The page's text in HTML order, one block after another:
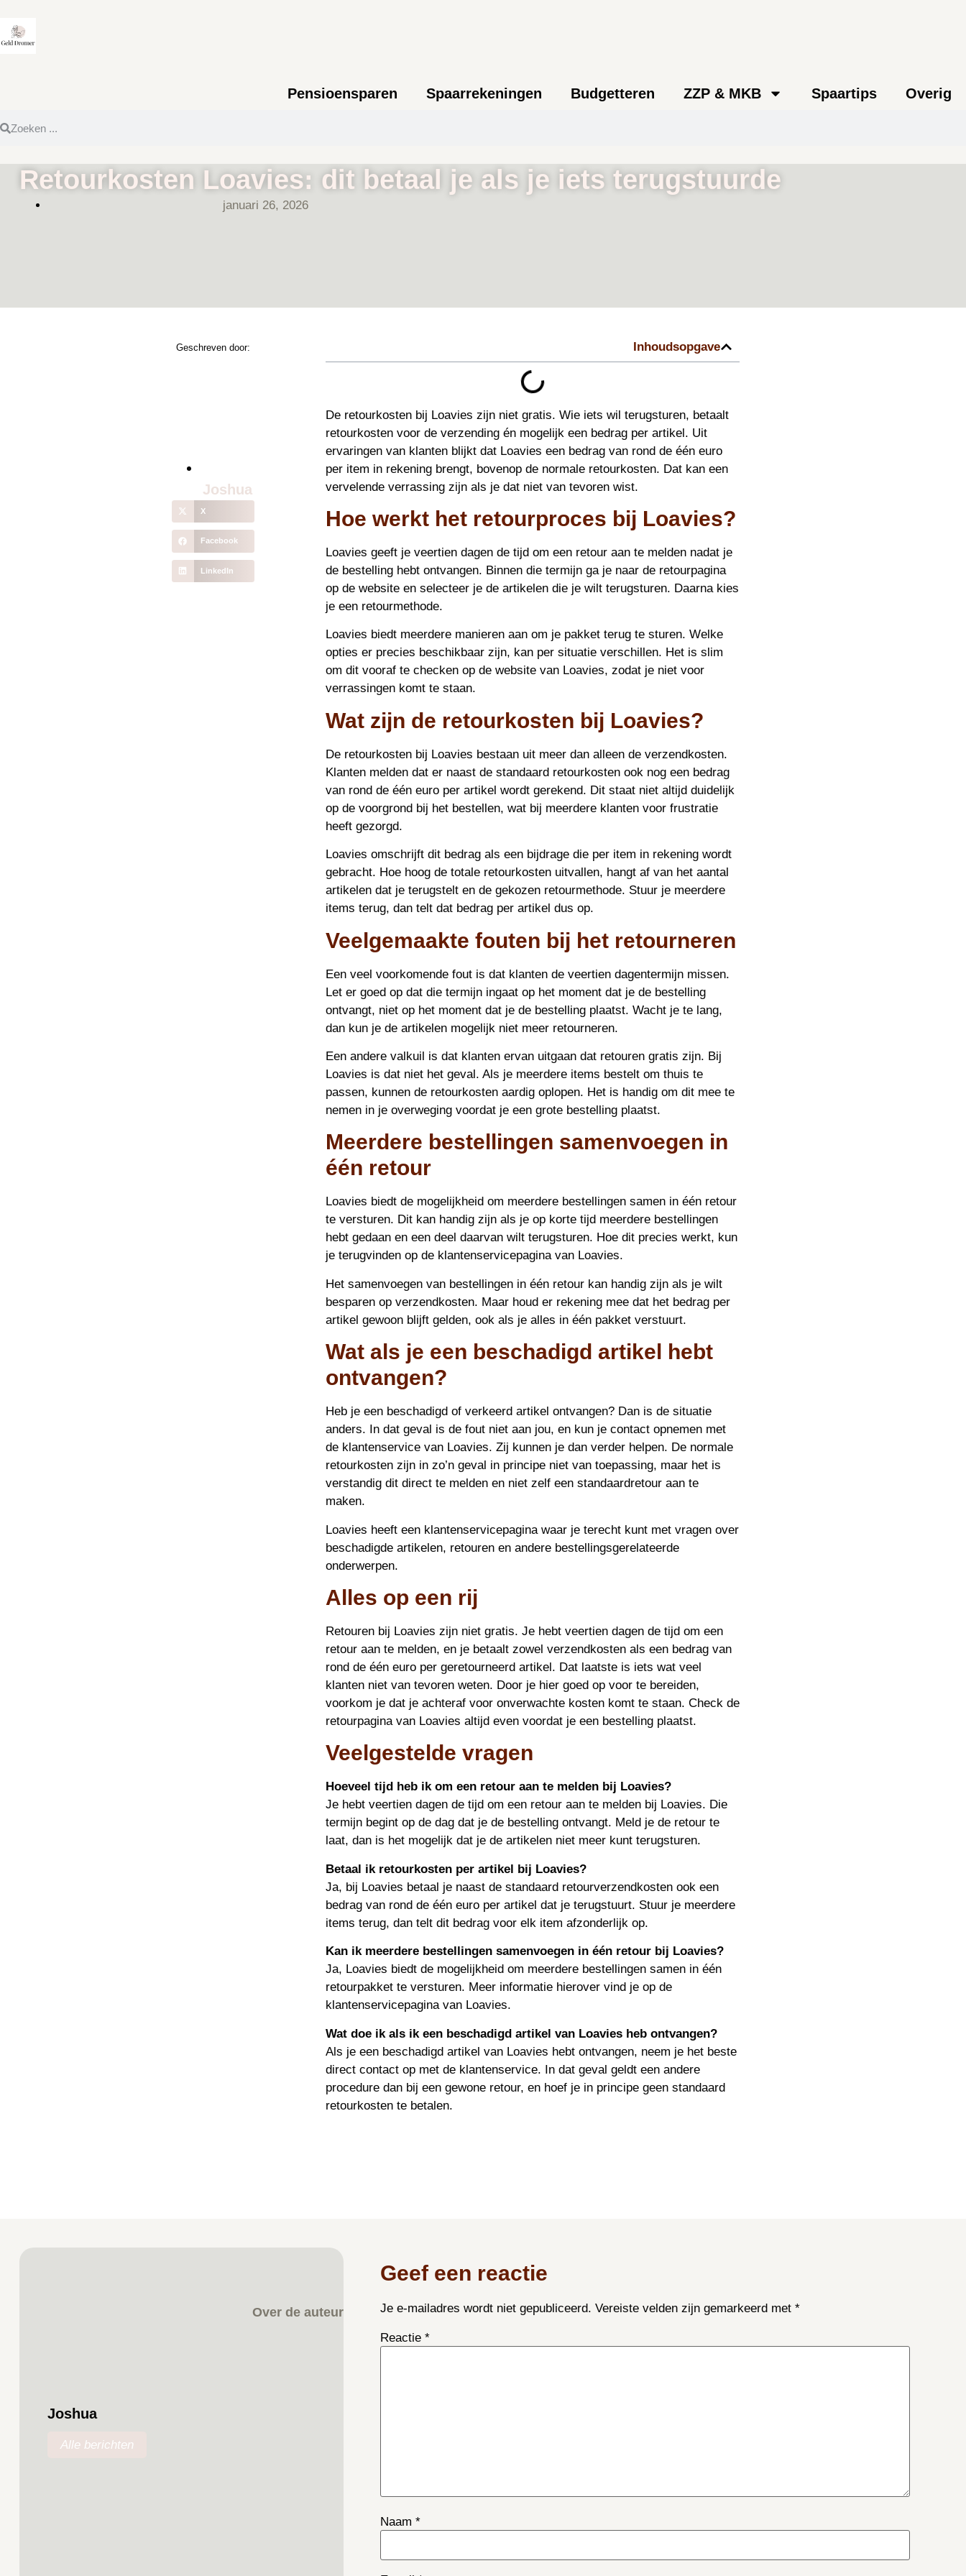
Pensioensparen Spaarrekeningen Budgetteren ZZP & MKB Spaartips Overig
Retourkosten Loavies: dit betaal je als je iets terugstuurde
januari 26, 2026
Geschreven door:
Joshua
X
Facebook
LinkedIn
Inhoudsopgave
De retourkosten bij Loavies zijn niet gratis. Wie iets wil terugsturen, betaalt
retourkosten voor de verzending én mogelijk een bedrag per artikel. Uit
ervaringen van klanten blijkt dat Loavies een bedrag van rond de één euro
per item in rekening brengt, bovenop de normale retourkosten. Dat kan een
vervelende verrassing zijn als je dat niet van tevoren wist.
Hoe werkt het retourproces bij Loavies?
Loavies geeft je veertien dagen de tijd om een retour aan te melden nadat je
de bestelling hebt ontvangen. Binnen die termijn ga je naar de retourpagina
op de website en selecteer je de artikelen die je wilt terugsturen. Daarna kies
je een retourmethode.
Loavies biedt meerdere manieren aan om je pakket terug te sturen. Welke
opties er precies beschikbaar zijn, kan per situatie verschillen. Het is slim
om dit vooraf te checken op de website van Loavies, zodat je niet voor
verrassingen komt te staan.
Wat zijn de retourkosten bij Loavies?
De retourkosten bij Loavies bestaan uit meer dan alleen de verzendkosten.
Klanten melden dat er naast de standaard retourkosten ook nog een bedrag
van rond de één euro per artikel wordt gerekend. Dit staat niet altijd duidelijk
op de voorgrond bij het bestellen, wat bij meerdere klanten voor frustratie
heeft gezorgd.
Loavies omschrijft dit bedrag als een bijdrage die per item in rekening wordt
gebracht. Hoe hoog de totale retourkosten uitvallen, hangt af van het aantal
artikelen dat je terugstelt en de gekozen retourmethode. Stuur je meerdere
items terug, dan telt dat bedrag per artikel dus op.
Veelgemaakte fouten bij het retourneren
Een veel voorkomende fout is dat klanten de veertien dagentermijn missen.
Let er goed op dat die termijn ingaat op het moment dat je de bestelling
ontvangt, niet op het moment dat je de bestelling plaatst. Wacht je te lang,
dan kun je de artikelen mogelijk niet meer retourneren.
Een andere valkuil is dat klanten ervan uitgaan dat retouren gratis zijn. Bij
Loavies is dat niet het geval. Als je meerdere items bestelt om thuis te
passen, kunnen de retourkosten aardig oplopen. Het is handig om dit mee te
nemen in je overweging voordat je een grote bestelling plaatst.
Meerdere bestellingen samenvoegen in
één retour
Loavies biedt de mogelijkheid om meerdere bestellingen samen in één retour
te versturen. Dit kan handig zijn als je op korte tijd meerdere bestellingen
hebt gedaan en een deel daarvan wilt terugsturen. Hoe dit precies werkt, kun
je terugvinden op de klantenservicepagina van Loavies.
Het samenvoegen van bestellingen in één retour kan handig zijn als je wilt
besparen op verzendkosten. Maar houd er rekening mee dat het bedrag per
artikel gewoon blijft gelden, ook als je alles in één pakket verstuurt.
Wat als je een beschadigd artikel hebt
ontvangen?
Heb je een beschadigd of verkeerd artikel ontvangen? Dan is de situatie
anders. In dat geval is de fout niet aan jou, en kun je contact opnemen met
de klantenservice van Loavies. Zij kunnen je dan verder helpen. De normale
retourkosten zijn in zo’n geval in principe niet van toepassing, maar het is
verstandig dit direct te melden en niet zelf een standaardretour aan te
maken.
Loavies heeft een klantenservicepagina waar je terecht kunt met vragen over
beschadigde artikelen, retouren en andere bestellingsgerelateerde
onderwerpen.
Alles op een rij
Retouren bij Loavies zijn niet gratis. Je hebt veertien dagen de tijd om een
retour aan te melden, en je betaalt zowel verzendkosten als een bedrag van
rond de één euro per geretourneerd artikel. Dat laatste is iets wat veel
klanten niet van tevoren weten. Door je hier goed op voor te bereiden,
voorkom je dat je achteraf voor onverwachte kosten komt te staan. Check de
retourpagina van Loavies altijd even voordat je een bestelling plaatst.
Veelgestelde vragen
Hoeveel tijd heb ik om een retour aan te melden bij Loavies?
Je hebt veertien dagen de tijd om een retour aan te melden bij Loavies. Die
termijn begint op de dag dat je de bestelling ontvangt. Meld je de retour te
laat, dan is het mogelijk dat je de artikelen niet meer kunt terugsturen.
Betaal ik retourkosten per artikel bij Loavies?
Ja, bij Loavies betaal je naast de standaard retourverzendkosten ook een
bedrag van rond de één euro per artikel dat je terugstuurt. Stuur je meerdere
items terug, dan telt dit bedrag voor elk item afzonderlijk op.
Kan ik meerdere bestellingen samenvoegen in één retour bij Loavies?
Ja, Loavies biedt de mogelijkheid om meerdere bestellingen samen in één
retourpakket te versturen. Meer informatie hierover vind je op de
klantenservicepagina van Loavies.
Wat doe ik als ik een beschadigd artikel van Loavies heb ontvangen?
Als je een beschadigd artikel van Loavies hebt ontvangen, neem je het beste
direct contact op met de klantenservice. In dat geval geldt een andere
procedure dan bij een gewone retour, en hoef je in principe geen standaard
retourkosten te betalen.
Over de auteur
Joshua
Alle berichten
Geef een reactie
Je e-mailadres wordt niet gepubliceerd. Vereiste velden zijn gemarkeerd met*
Reactie*
Naam*